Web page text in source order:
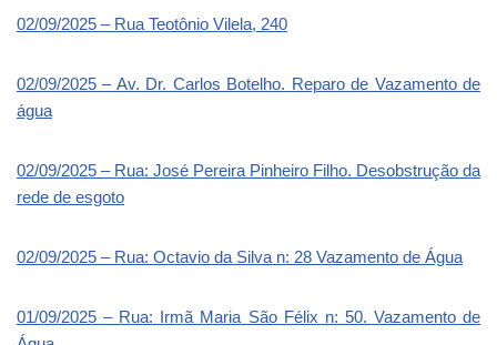
02/09/2025 – Rua Teotônio Vilela, 240
02/09/2025 – Av. Dr. Carlos Botelho. Reparo de Vazamento de
água
02/09/2025 – Rua: José Pereira Pinheiro Filho. Desobstrução da
rede de esgoto
02/09/2025 – Rua: Octavio da Silva n: 28 Vazamento de Água
01/09/2025 – Rua: Irmã Maria São Félix n: 50. Vazamento de